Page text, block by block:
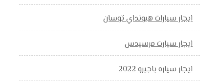
ايجار سيارات هيونداي توسان
ايجار سيارت مرسيدس
ايجار سياره باجيرو 2022